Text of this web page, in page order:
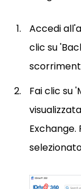
Accedi
clic su
Fai clic su